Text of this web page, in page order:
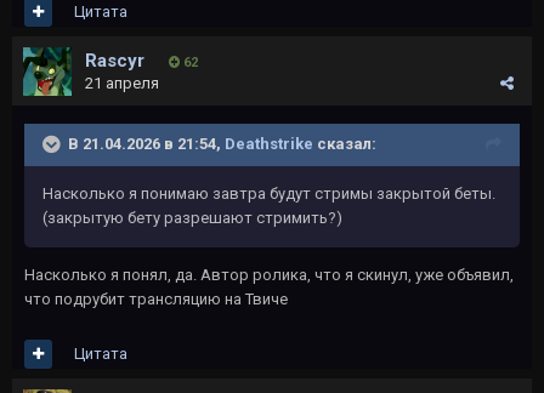
Цитата
Rascyr 62
21 апреля
В 21.04.2026 в 21:54, Deathstrike сказал:
Насколько я понимаю завтра будут стримы закрытой беты.
(закрытую бету разрешают стримить?)
Насколько я понял, да. Автор ролика, что я скинул, уже объявил,
что подрубит трансляцию на Твиче
Цитата